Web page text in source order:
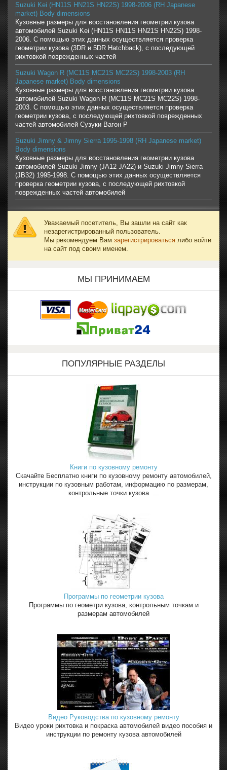
Suzuki Kei (HN11S HN21S HN22S) 1998-2006 (RH Japanese
market) Body dimensions
Кузовные размеры для восстановления геометрии кузова
автомобилей Suzuki Kei (HN11S HN11S HN21S HN22S) 1998-
2006. С помощью этих данных осуществляется проверка
геометрии кузова (3DR и 5DR Hatchback), с последующей
рихтовкой поврежденных частей
Suzuki Wagon R (MC11S MC21S MC22S) 1998-2003 (RH
Japanese market) Body dimensions
Кузовные размеры для восстановления геометрии кузова
автомобилей Suzuki Wagon R (MC11S MC21S MC22S) 1998-
2003. С помощью этих данных осуществляется проверка
геометрии кузова, с последующей рихтовкой поврежденных
частей автомобилей Сузуки Вагон Р
Suzuki Jimny & Jimny Sierra 1995-1998 (RH Japanese market)
Body dimensions
Кузовные размеры для восстановления геометрии кузова
автомобилей Suzuki Jimny (JA12 JA22) и Suzuki Jimny Sierra
(JB32) 1995-1998. С помощью этих данных осуществляется
проверка геометрии кузова, с последующей рихтовкой
поврежденных частей автомобилей
Уважаемый посетитель, Вы зашли на сайт как
незарегистрированный пользователь.
Мы рекомендуем Вам зарегистрироваться либо войти
на сайт под своим именем.
МЫ ПРИНИМАЕМ
ПОПУЛЯРНЫЕ РАЗДЕЛЫ
Книги по кузовному ремонту
Скачайте Бесплатно книги по кузовному ремонту автомобилей,
инструкции по кузовным работам, информацию по размерам,
контрольные точки кузова. ...
Программы по геометрии кузова
Программы по геометри кузова, контрольным точкам и
размерам автомобилей
Видео Руководства по кузовному ремонту
Видео уроки рихтовка и покраска автомобилей видео пособия и
инструкции по ремонту кузова автомобилей